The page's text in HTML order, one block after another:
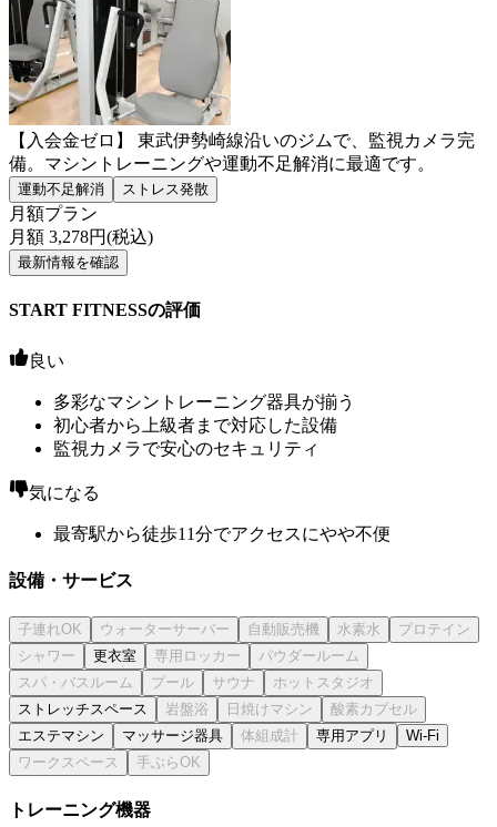
【入会金ゼロ】 東武伊勢崎線沿いのジムで、監視カメラ完
備。マシントレーニングや運動不足解消に最適です。
運動不足解消 ストレス発散
月額プラン
月額 3,278円(税込)
最新情報を確認
START FITNESSの評価
良い
多彩なマシントレーニング器具が揃う
初心者から上級者まで対応した設備
監視カメラで安心のセキュリティ
気になる
最寄駅から徒歩11分でアクセスにやや不便
設備・サービス
更衣室
ストレッチスペース
エステマシン
マッサージ器具 専用アプリ Wi-Fi
トレーニング機器